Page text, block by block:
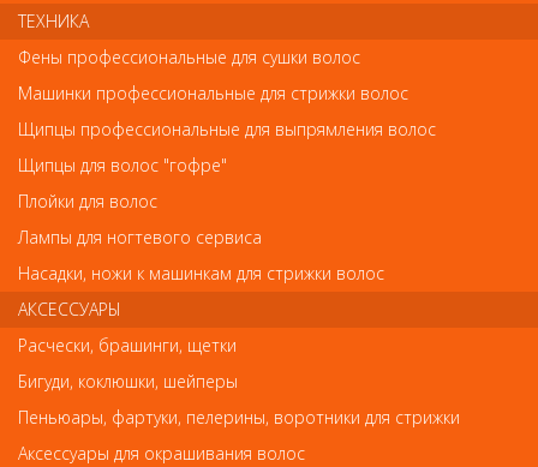
Код
Обратите внимание
Внешний вид товара «PN-803-S(10мм) LJ Metzger Кусачки
кутикульные» может отличаться от фотографий на сайте.
Несовпадение внешнего вида и комплектности реального
товара с фотографиями и описанием на сайте не является
показателем ненадлежащего качества товара.
Так же советуем посмотреть
ТЕХНИКА
Фены профессиональные для сушки волос
Машинки профессиональные для стрижки волос
Щипцы профессиональные для выпрямления волос
Щипцы для волос "гофре"
Плойки для волос
Лампы для ногтевого сервиса
Насадки, ножи к машинкам для стрижки волос
АКСЕССУАРЫ
Расчески, брашинги, щетки
Бигуди, коклюшки, шейперы
Пеньюары, фартуки, пелерины, воротники для стрижки
Аксессуары для окрашивания волос